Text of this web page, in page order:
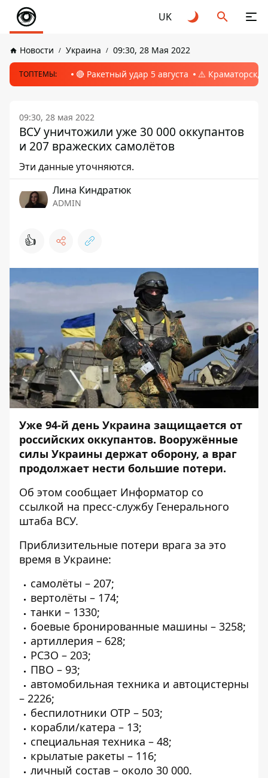
UK
Новости Украина 09:30, 28 Мая 2022
ТОПТЕМЫ: 🔴 Ракетный удар 5 августа ⚠️ Краматорск,
09:30, 28 мая 2022
ВСУ уничтожили уже 30 000 оккупантов
и 207 вражеских самолётов
Эти данные уточняются.
Лина Киндратюк
ADMIN
👍
Уже 94-й день Украина защищается от
российских оккупантов. Вооружённые
силы Украины держат оборону, а враг
продолжает нести большие потери.
Об этом сообщает Информатор со
ссылкой на пресс-службу Генерального
штаба ВСУ.
Приблизительные потери врага за это
время в Украине:
самолёты – 207;
вертолёты – 174;
танки – 1330;
боевые бронированные машины – 3258;
артиллерия – 628;
РСЗО – 203;
ПВО – 93;
автомобильная техника и автоцистерны
– 2226;
беспилотники ОТР – 503;
корабли/катера – 13;
специальная техника – 48;
крылатые ракеты – 116;
личный состав – около 30 000.